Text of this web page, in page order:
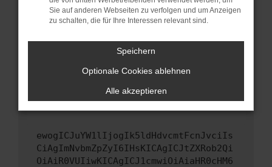
führen, dass bestimmte Funktionen nicht mehr
unterstützt werden.
Wende dich an den Webseitenbetreiber.
Wenn du alle oben genannten Schritte versucht
hast, kontaktiere uns bitte. Wir werden
uns diesen Text schicken, um uns bei der
ewogICJuYW1lIjogIk5ldHdvcmtFcnJvciIs
CiAgImNvbmZpZyI6IHsKICAgICJtZXRob2Qi
OiAiR0VUIiwKICAgICJ1cmwiOiAiaHR0cHM6
Sie auf anderen Webseiten zu verfolgen und um Anzeigen
zu schalten, die für Ihre Interessen relevant sind.
Speichern
Optionale Cookies ablehnen
Alle akzeptieren